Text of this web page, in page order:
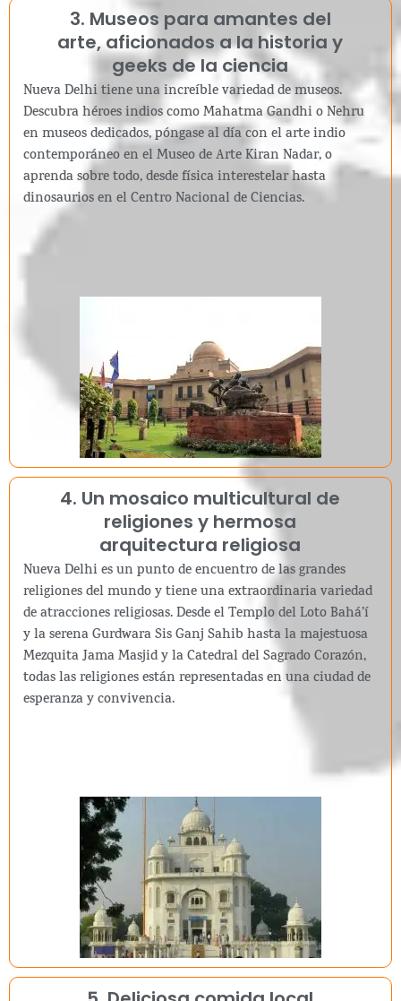
3. Museos para amantes del
arte, aficionados a la historia y
geeks de la ciencia
Nueva Delhi tiene una increíble variedad de museos.
Descubra héroes indios como Mahatma Gandhi o Nehru
en museos dedicados, póngase al día con el arte indio
contemporáneo en el Museo de Arte Kiran Nadar, o
aprenda sobre todo, desde física interestelar hasta
dinosaurios en el Centro Nacional de Ciencias.
4. Un mosaico multicultural de
religiones y hermosa
arquitectura religiosa
Nueva Delhi es un punto de encuentro de las grandes
religiones del mundo y tiene una extraordinaria variedad
de atracciones religiosas. Desde el Templo del Loto Bahá’í
y la serena Gurdwara Sis Ganj Sahib hasta la majestuosa
Mezquita Jama Masjid y la Catedral del Sagrado Corazón,
todas las religiones están representadas en una ciudad de
esperanza y convivencia.